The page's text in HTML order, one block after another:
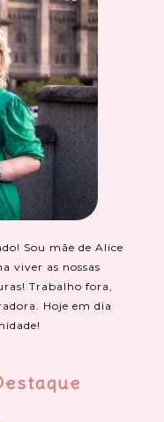
Sou mãe de Alice
viver as nossas
Trabalho fora,
Hoje em dia